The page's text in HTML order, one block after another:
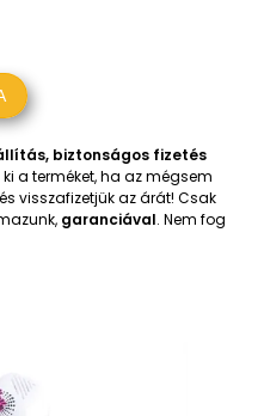
biztonságos fizetés
a terméket, ha az mégsem
és visszafizetjük az árát! Csak
garanciával. Nem fog